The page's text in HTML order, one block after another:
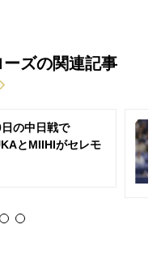
ズの関連記事
の中日戦で
とMIIHIがセレモ